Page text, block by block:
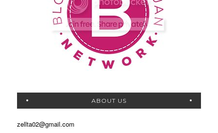
ABOUT US
zellta02@gmail.com